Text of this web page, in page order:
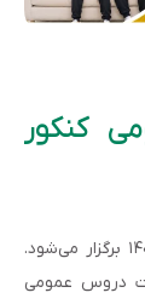
کنکور
بر اساس گروه آزمایشی، آزمون عمومی ۸ تا ۱۱ تیر ۱۴۰۱ برگزار می‌شود.
دروس عمومی